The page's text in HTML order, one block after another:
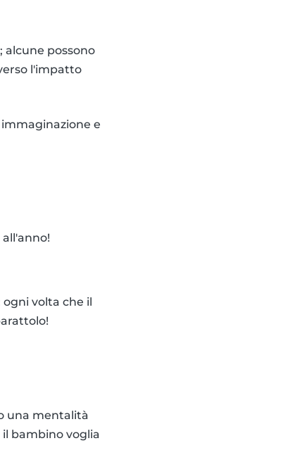
alcune possono
l'impatto
e
volta che il
una mentalità
bambino voglia